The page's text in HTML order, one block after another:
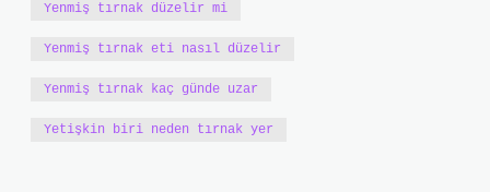
Yenmiş tırnak düzelir mi
Yenmiş tırnak eti nasıl düzelir
Yenmiş tırnak kaç günde uzar
Yetişkin biri neden tırnak yer